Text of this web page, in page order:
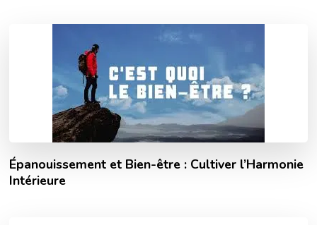
Épanouissement et Bien-être : Cultiver l’Harmonie
Intérieure